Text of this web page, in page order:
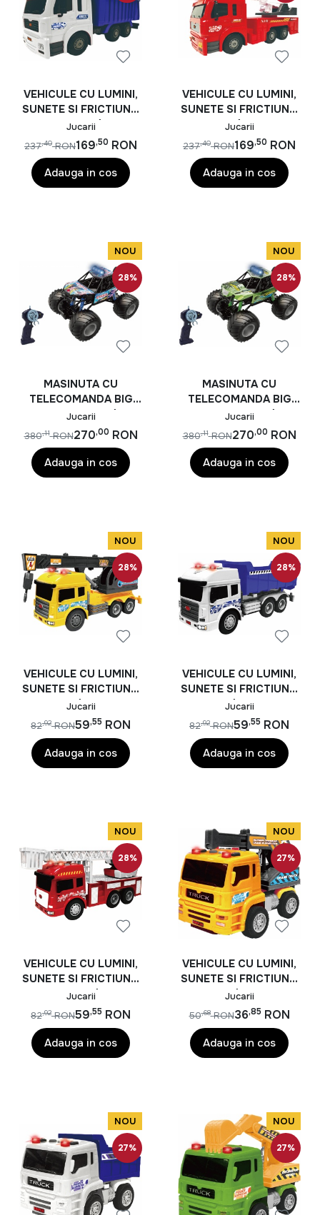
VEHICULE CU LUMINI,
SUNETE SI FRICTIUNE,
SCARA 1/6,
BASCULANTA MOV
Jucarii
169,50 RON
237,40 RON
Adauga in cos
VEHICULE CU LUMINI,
SUNETE SI FRICTIUNE,
SCARA 1/6, 53 CM,
AUTOSPECIALA
Jucarii
169,50 RON
237,40 RON
Adauga in cos
NOU
28%
MASINUTA CU
TELECOMANDA BIG
FOOT, SCARA 1/10,
44CM, ALBASTRU
Jucarii
270,00 RON
380,11 RON
Adauga in cos
NOU
28%
MASINUTA CU
TELECOMANDA BIG
FOOT, SCARA 1/10,
44CM, VERDE
Jucarii
270,00 RON
380,11 RON
Adauga in cos
NOU
28%
VEHICULE CU LUMINI,
SUNETE SI FRICTIUNE,
SCARA 1/14, 27CM,
MACARA GALBENA
Jucarii
59,55 RON
82,92 RON
Adauga in cos
NOU
28%
VEHICULE CU LUMINI,
SUNETE SI FRICTIUNE,
SCARA 1/14, 27.5CM,
BASCULANTA MOV
Jucarii
59,55 RON
82,92 RON
Adauga in cos
NOU
28%
VEHICULE CU LUMINI,
SUNETE SI FRICTIUNE,
SCARA 1/14,
28.5CM,AUTOSPECIAL
Jucarii
59,55 RON
82,92 RON
Adauga in cos
NOU
27%
VEHICULE CU LUMINI,
SUNETE SI FRICTIUNE,
SCARA 1/24, 14CM,
MACARA
Jucarii
36,85 RON
50,68 RON
Adauga in cos
NOU
27%
NOU
27%